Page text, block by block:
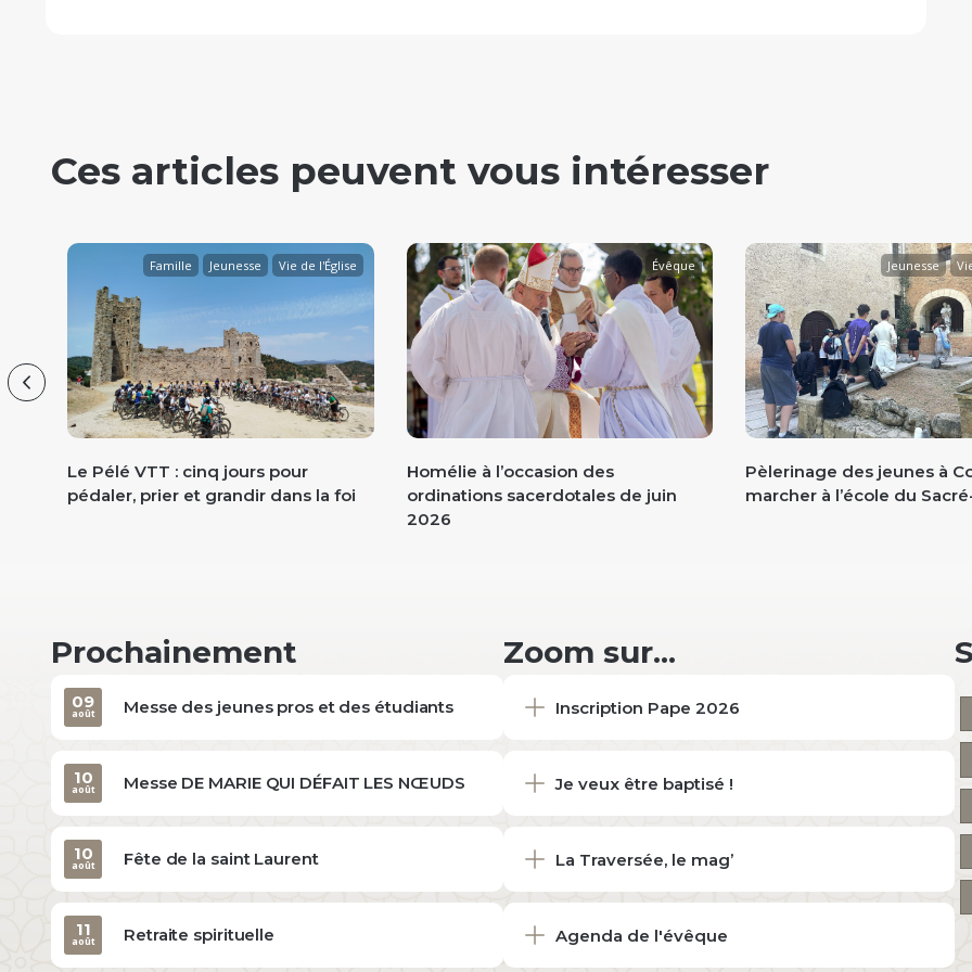
Ces articles peuvent vous intéresser
Famille Jeunesse Vie de l'Église
Le Pélé VTT : cinq jours pour
pédaler, prier et grandir dans la foi
Évêque
Homélie à l’occasion des
ordinations sacerdotales de juin
2026
Jeunesse
Pèlerinage des jeunes à
marcher à l’école du
Previous
Prochainement
Messe des jeunes pros et des étudiants
09
août
Messe DE MARIE QUI DÉFAIT LES NŒUDS
10
août
Fête de la saint Laurent
10
août
Retraite spirituelle
11
août
Zoom sur...
Inscription Pape 2026
Je veux être baptisé !
La Traversée, le mag’
Agenda de l'évêque